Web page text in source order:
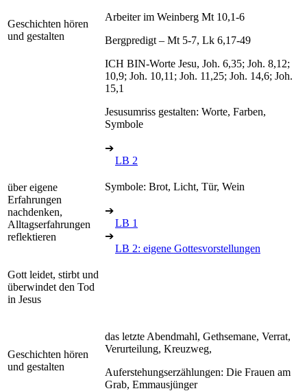
Geschichten hören
und gestalten
Arbeiter im Weinberg Mt 10,1-6
Bergpredigt – Mt 5-7, Lk 6,17-49
ICH BIN-Worte Jesu, Joh. 6,35; Joh. 8,12;
10,9; Joh. 10,11; Joh. 11,25; Joh. 14,6; Joh.
15,1
Jesusumriss gestalten: Worte, Farben,
Symbole
➔
LB 2
über eigene
Erfahrungen
nachdenken,
Alltagserfahrungen
reflektieren
Symbole: Brot, Licht, Tür, Wein
➔
LB 1
➔
LB 2: eigene Gottesvorstellungen
Gott leidet, stirbt und
überwindet den Tod
in Jesus
Geschichten hören
und gestalten
das letzte Abendmahl, Gethsemane, Verrat,
Verurteilung, Kreuzweg,
Auferstehungserzählungen: Die Frauen am
Grab, Emmausjünger